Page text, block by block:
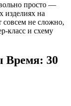
просто —
изделиях на
совсем не сложно,
класс и схему
Время: 30